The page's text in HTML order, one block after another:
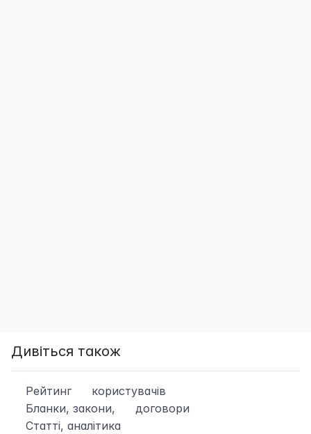
Дивіться також
Рейтинг
користувачів
Бланки, закони,
договори
Статті, аналітика